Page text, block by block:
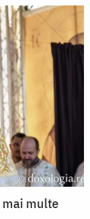
mai multe